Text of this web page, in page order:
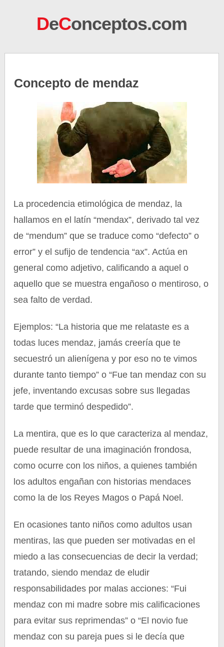
DeConceptos.com
Concepto de mendaz
La procedencia etimológica de mendaz, la
hallamos en el latín “mendax”, derivado tal vez
de “mendum” que se traduce como “defecto” o
error” y el sufijo de tendencia “ax”. Actúa en
general como adjetivo, calificando a aquel o
aquello que se muestra engañoso o mentiroso, o
sea falto de verdad.
Ejemplos: “La historia que me relataste es a
todas luces mendaz, jamás creería que te
secuestró un alienígena y por eso no te vimos
durante tanto tiempo” o “Fue tan mendaz con su
jefe, inventando excusas sobre sus llegadas
tarde que terminó despedido”.
La mentira, que es lo que caracteriza al mendaz,
puede resultar de una imaginación frondosa,
como ocurre con los niños, a quienes también
los adultos engañan con historias mendaces
como la de los Reyes Magos o Papá Noel.
En ocasiones tanto niños como adultos usan
mentiras, las que pueden ser motivadas en el
miedo a las consecuencias de decir la verdad;
tratando, siendo mendaz de eludir
responsabilidades por malas acciones: “Fui
mendaz con mi madre sobre mis calificaciones
para evitar sus reprimendas” o “El novio fue
mendaz con su pareja pues si le decía que